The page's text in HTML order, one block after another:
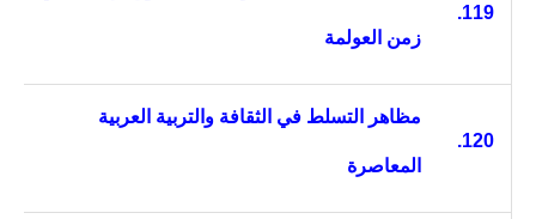
119.
زمن العولمة
120.
مظاهر التسلط في الثقافة والتربية العربية
المعاصرة